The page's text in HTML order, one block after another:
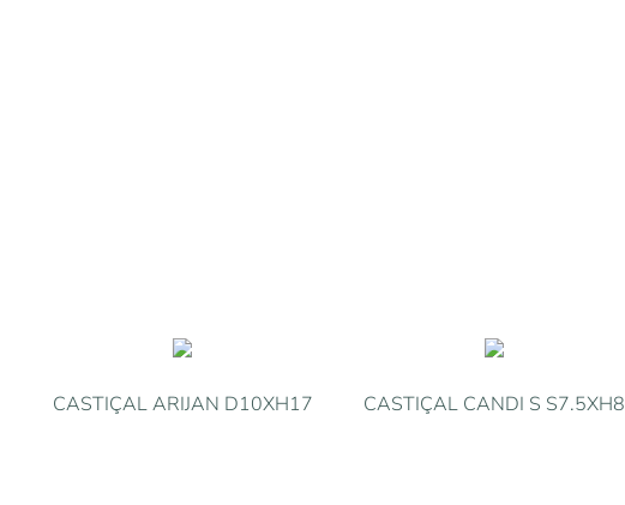
CASTIÇAL ARIJAN D10XH17 CASTIÇAL CANDI S S7.5XH8